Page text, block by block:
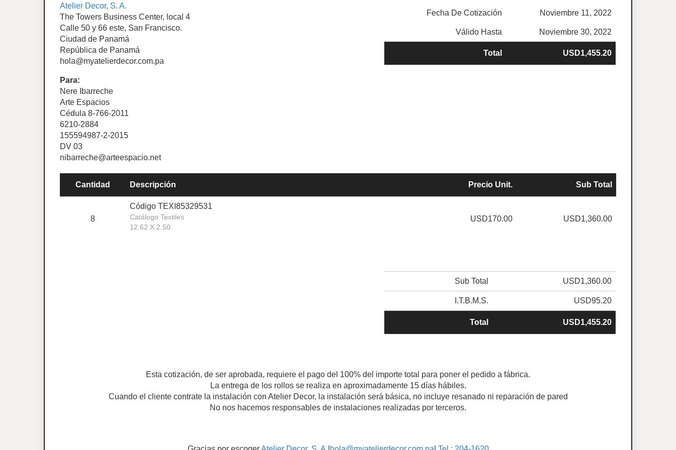
Atelier Decor, S. A.
The Towers Business Center, local 4
Calle 50 y 66 este, San Francisco.
Ciudad de Panamá
República de Panamá
hola@myatelierdecor.com.pa
Fecha De Cotización Noviembre 11, 2022
Válido Hasta Noviembre 30, 2022
Total USD1,455.20
Para:
Nere Ibarreche
Arte Espacios
Cédula 8-766-2011
6210-2884
155594987-2-2015
DV 03
nibarreche@arteespacio.net
Cantidad Descripción Precio Unit. Sub Total
8
Código TEXI85329531
Catálogo Textiles
12.62 X 2.50
USD170.00 USD1,360.00
Sub Total USD1,360.00
I.T.B.M.S. USD95.20
Total USD1,455.20
Esta cotización, de ser aprobada, requiere el pago del 100% del importe total para poner el pedido a fábrica.
La entrega de los rollos se realiza en aproximadamente 15 días hábiles.
Cuando el cliente contrate la instalación con Atelier Decor, la instalación será básica, no incluye resanado ni reparación de pared
No nos hacemos responsables de instalaciones realizadas por terceros.